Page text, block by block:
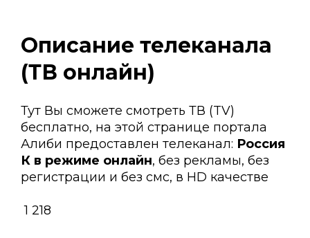
Описание телеканала
(ТВ онлайн)
Тут Вы сможете смотреть ТВ (TV)
бесплатно, на этой странице портала
Алиби предоставлен телеканал: Россия
К в режиме онлайн, без рекламы, без
регистрации и без смс, в HD качестве
1 218